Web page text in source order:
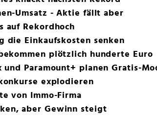
Umsatz - Aktie fällt aber
auf Rekordhoch
Einkaufskosten senken
plötzlich hunderte Euro
Paramount+ planen Gratis-
explodieren
von Immo-Firma
aber Gewinn steigt